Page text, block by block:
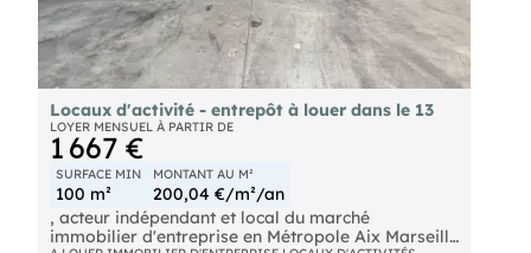
Locaux d'activité - entrepôt à louer dans le 13
LOYER MENSUEL À PARTIR DE
1 667 €
SURFACE MIN
100 m²
MONTANT AU M²
200,04 €/m²/an
, acteur indépendant et local du marché
immobilier d'entreprise en Métropole Aix Marseille